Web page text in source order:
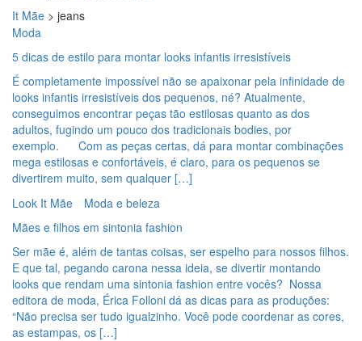
It Mãe > jeans
Moda
5 dicas de estilo para montar looks infantis irresistíveis
É completamente impossível não se apaixonar pela infinidade de
looks infantis irresistíveis dos pequenos, né? Atualmente,
conseguimos encontrar peças tão estilosas quanto as dos
adultos, fugindo um pouco dos tradicionais bodies, por
exemplo. Com as peças certas, dá para montar combinações
mega estilosas e confortáveis, é claro, para os pequenos se
divertirem muito, sem qualquer […]
Look It Mãe
Moda e beleza
Mães e filhos em sintonia fashion
Ser mãe é, além de tantas coisas, ser espelho para nossos filhos.
E que tal, pegando carona nessa ideia, se divertir montando
looks que rendam uma sintonia fashion entre vocês? Nossa
editora de moda, Érica Folloni dá as dicas para as produções:
“Não precisa ser tudo igualzinho. Você pode coordenar as cores,
as estampas, os […]